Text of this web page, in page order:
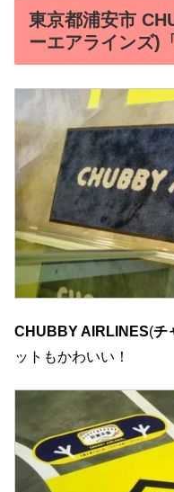
東京都浦安市
ーエアラインズ)
CHUBBY AIRLINES(チ
ットもかわいい！